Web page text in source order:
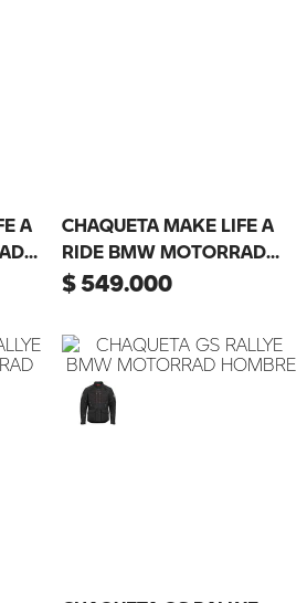
A
CHAQUETA MAKE LIFE A
RIDE BMW MOTORRAD
HOMBRE
$549.000